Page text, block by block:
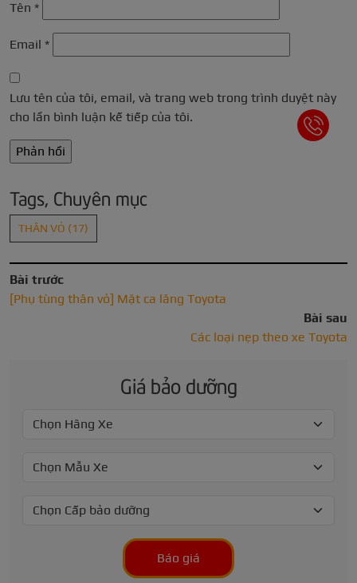
Tên *
Email *
Lưu tên của tôi, email, và trang web trong trình duyệt này
cho lần bình luận kế tiếp của tôi.
Tags, Chuyên mục
THÂN VỎ (17)
Bài trước
[Phụ tùng thân vỏ] Mặt ca lăng Toyota
Bài sau
Các loại nẹp theo xe Toyota
Giá bảo dưỡng
Báo giá